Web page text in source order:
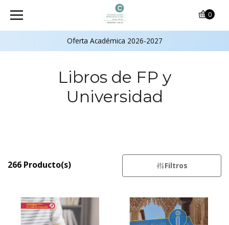
Oferta Académica 2026-2027
0
Libros de FP y
Universidad
266 Producto(s) Filtros